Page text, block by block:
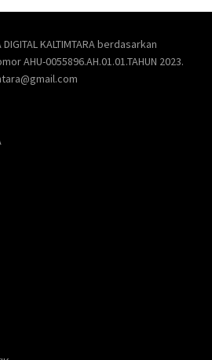
KALTIMTARA berdasarkan
AHU-0055896.AH.01.01.TAHUN 2023.